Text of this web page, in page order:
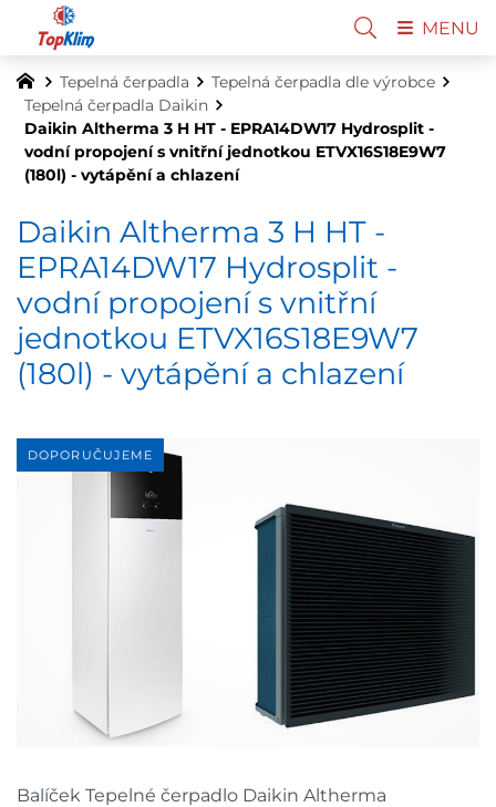
Tepelná čerpadla
Tepelná čerpadla dle výrobce
Tepelná čerpadla Daikin
Daikin Altherma 3 H HT - EPRA14DW17 Hydrosplit -
vodní propojení s vnitřní jednotkou ETVX16S18E9W7
(180l) - vytápění a chlazení
Daikin Altherma 3 H HT -
EPRA14DW17 Hydrosplit -
vodní propojení s vnitřní
jednotkou ETVX16S18E9W7
(180l) - vytápění a chlazení
DOPORUČUJEME
Balíček Tepelné čerpadlo Daikin Altherma
MENU